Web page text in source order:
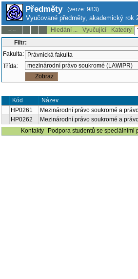
Předměty (verze: 983)
Vyučované předměty, akademický rok
--:-- Hledání ... Vyučující Katedry
Filtr:
Fakulta:
Třída:
Kód Název
HP0261
Mezinárodní právo soukromé a
HP0262
Mezinárodní právo soukromé a
Kontakty
Podpora studentů se speciálními